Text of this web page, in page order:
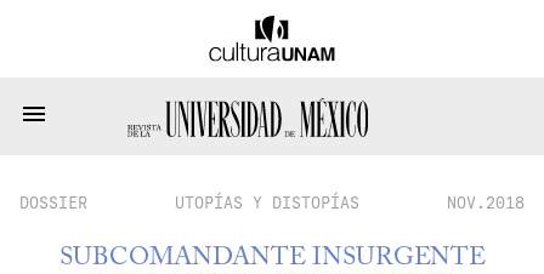
DOSSIER UTOPÍAS Y DISTOPÍAS NOV.2018
SUBCOMANDANTE INSURGENTE